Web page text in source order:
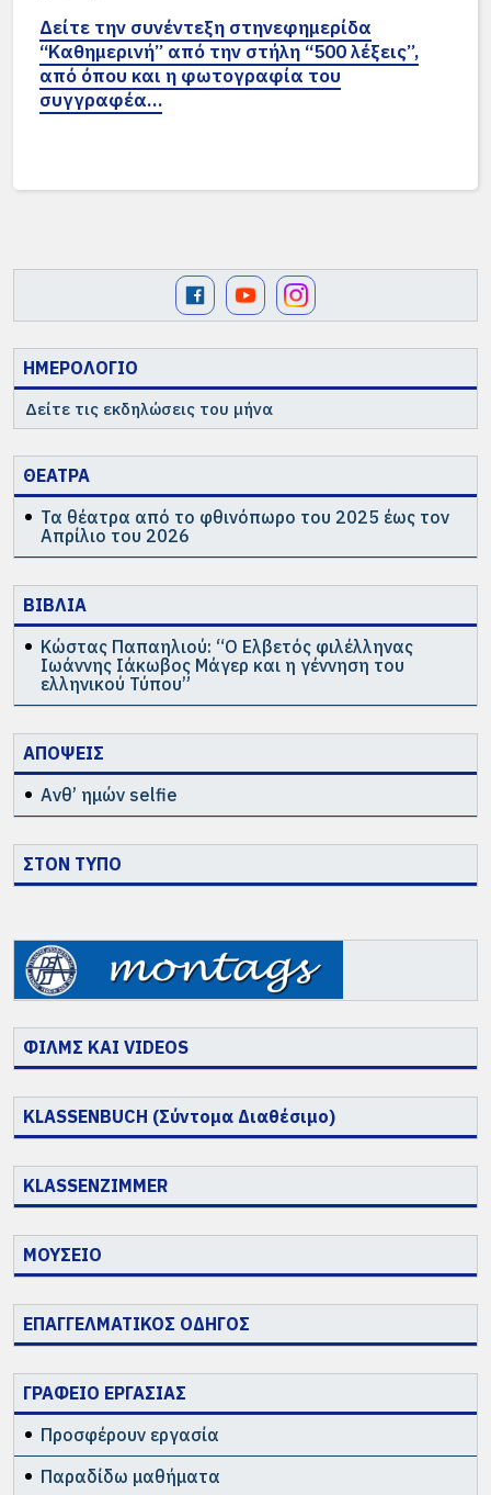
ΗΜΕΡΟΛΟΓΙΟ
Δείτε τις εκδηλώσεις του μήνα
ΘΕΑΤΡΑ
Τα θέατρα από το φθινόπωρο του 2025 έως τον
Απρίλιο του 2026
ΒΙΒΛΙΑ
Κώστας Παπαηλιού: “Ο Ελβετός φιλέλληνας
Ιωάννης Ιάκωβος Μάγερ και η γέννηση του
ελληνικού Τύπου”
ΑΠΟΨΕΙΣ
Ανθ’ ημών selfie
ΣΤΟΝ ΤΥΠΟ
Δείτε την συνέντεξη στηνεφημερίδα
“Καθημερινή” από την στήλη “500 λέξεις”,
από όπου και η φωτογραφία του
συγγραφέα…
ΦΙΛΜΣ ΚΑΙ VIDEOS
KLASSENBUCH (Σύντομα Διαθέσιμο)
KLASSENZIMMER
ΜΟΥΣΕΙΟ
ΕΠΑΓΓΕΛΜΑΤΙΚΟΣ ΟΔΗΓΟΣ
ΓΡΑΦΕΙΟ ΕΡΓΑΣΙΑΣ
Προσφέρουν εργασία
Παραδίδω μαθήματα